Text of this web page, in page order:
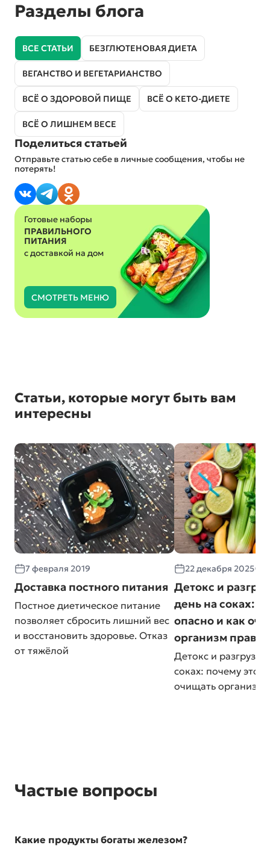
Разделы блога
ВСЕ СТАТЬИ БЕЗГЛЮТЕНОВАЯ ДИЕТА
ВЕГАНСТВО И ВЕГЕТАРИАНСТВО
ВСЁ О ЗДОРОВОЙ ПИЩЕ ВСЁ О КЕТО-ДИЕТЕ
ВСЁ О ЛИШНЕМ ВЕСЕ
Поделиться статьей
Отправьте статью себе в личные сообщения, чтобы не
потерять!
Готовые наборы
ПРАВИЛЬНОГО
ПИТАНИЯ
с доставкой на дом
СМОТРЕТЬ МЕНЮ
Статьи, которые могут быть вам
интересны
7 февраля 2019
Доставка постного питания
Постное диетическое питание
позволяет сбросить лишний вес
и восстановить здоровье. Отказ
от тяжёлой
22 декабря 2025
Детокс и
день на соках:
опасно и как
организм
Детокс и
соках: почему это
очищать организм
Частые вопросы
Какие продукты богаты железом?